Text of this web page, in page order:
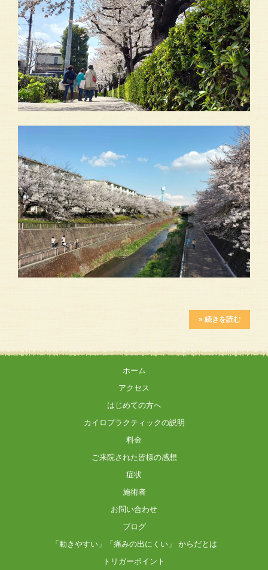
» 続きを読む
ホーム
アクセス
はじめての方へ
カイロプラクティックの説明
料金
ご来院された皆様の感想
症状
施術者
お問い合わせ
ブログ
「動きやすい」「痛みの出にくい」 からだとは
トリガーポイント